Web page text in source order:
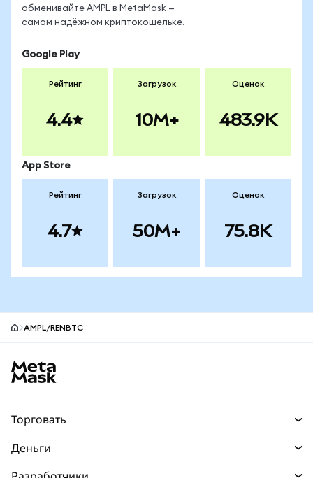
обменивайте AMPL в MetaMask —
самом надёжном криптокошельке.
Google Play
Рейтинг
4.4
Загрузок
10M+
Оценок
483.9K
App Store
Рейтинг
4.7
Загрузок
50M+
Оценок
75.8K
AMPL/RENBTC
Торговать
Деньги